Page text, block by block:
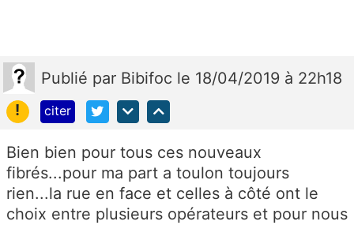
Publié par Bibifoc le 18/04/2019 à 22h18
!
citer
Bien bien pour tous ces nouveaux
fibrés...pour ma part a toulon toujours
rien...la rue en face et celles à côté ont le
choix entre plusieurs opérateurs et pour nous